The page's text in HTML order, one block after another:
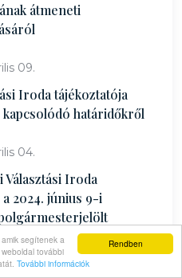
Rendben
segítenek a
további
További információk
átmeneti
09.
Iroda tájékoztatója
kapcsolódó határidőkről
04.
Iroda
2024. június 9-i
egyéni listás jelölt
ajánlások